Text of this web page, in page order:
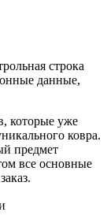
строка
данные,
которые уже
ковра.
предмет
все основные